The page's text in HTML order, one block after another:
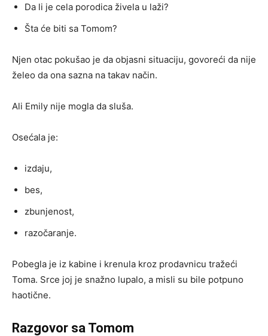
Da li je cela porodica živela u laži?
Šta će biti sa Tomom?
Njen otac pokušao je da objasni situaciju, govoreći da nije
želeo da ona sazna na takav način.
Ali Emily nije mogla da sluša.
Osećala je:
izdaju,
bes,
zbunjenost,
razočaranje.
Pobegla je iz kabine i krenula kroz prodavnicu tražeći
Toma. Srce joj je snažno lupalo, a misli su bile potpuno
haotične.
Razgovor sa Tomom